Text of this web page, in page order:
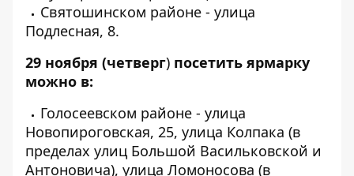
Святошинском районе - улица
Подлесная, 8.
29 ноября (четверг) посетить ярмарку
можно в:
Голосеевском районе - улица
Новопироговская, 25, улица Колпака (в
пределах улиц Большой Васильковской и
Антоновича), улица Ломоносова (в